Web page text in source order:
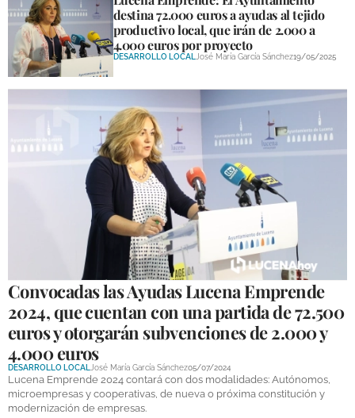
PROVINCIA
SUBBÉTICA HOY
SALUD
NECROLÓGICAS
destina 72.000 euros a ayudas al tejido
productivo local, que irán de 2.000 a
4.000 euros por proyecto
DESARROLLO LOCAL José María García Sánchez19/05/2025
Convocadas las Ayudas Lucena Emprende
2024, que cuentan con una partida de 72.500
euros y otorgarán subvenciones de 2.000 y
4.000 euros
DESARROLLO LOCAL José María García Sánchez05/07/2024
Lucena Emprende 2024 contará con dos modalidades: Autónomos,
microempresas y cooperativas, de nueva o próxima constitución y
modernización de empresas.